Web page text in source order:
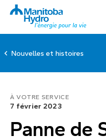
Nouvelles et histoires
À VOTRE SERVICE
7 février 2023
Panne de